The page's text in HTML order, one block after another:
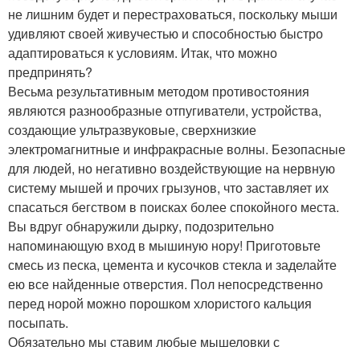
не лишним будет и перестраховаться, поскольку мыши
удивляют своей живучестью и способностью быстро
адаптироваться к условиям. Итак, что можно
предпринять?
Весьма результативным методом противостояния
являются разнообразные отпугиватели, устройства,
создающие ультразвуковые, сверхнизкие
электромагнитные и инфракрасные волны. Безопасные
для людей, но негативно воздействующие на нервную
систему мышей и прочих грызунов, что заставляет их
спасаться бегством в поисках более спокойного места.
Вы вдруг обнаружили дырку, подозрительно
напоминающую вход в мышиную нору! Приготовьте
смесь из песка, цемента и кусочков стекла и заделайте
ею все найденные отверстия. Пол непосредственно
перед норой можно порошком хлористого кальция
посыпать.
Обязательно мы ставим любые мышеловки с